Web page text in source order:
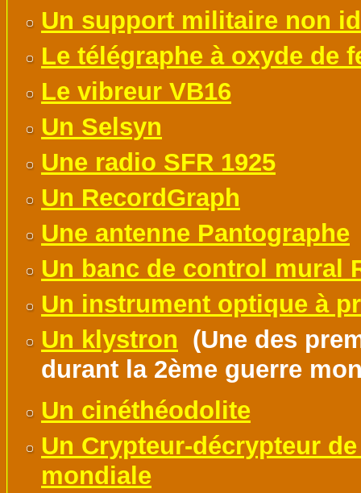
Un support militaire non
Le télégraphe à oxyde de
Le vibreur VB16
Un Selsyn
Une radio SFR 1925
Un RecordGraph
Une antenne Pantographe
Un banc de control mural
Un instrument optique à
Un klystron (Une des
durant la 2ème guerre
Un cinéthéodolite
Un Crypteur-décrypteur
mondiale